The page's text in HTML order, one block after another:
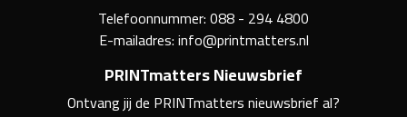
Telefoonnummer:088 - 294 4800
E-mailadres:info@printmatters.nl
PRINTmatters Nieuwsbrief
Ontvang jij de PRINTmatters nieuwsbrief al?